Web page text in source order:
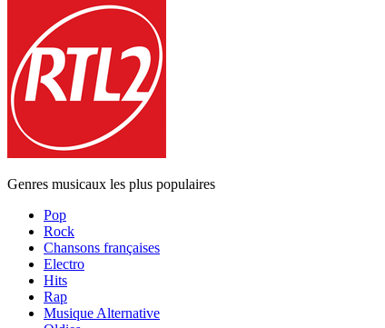
Genres musicaux les plus populaires
Pop
Rock
Chansons françaises
Electro
Hits
Rap
Musique Alternative